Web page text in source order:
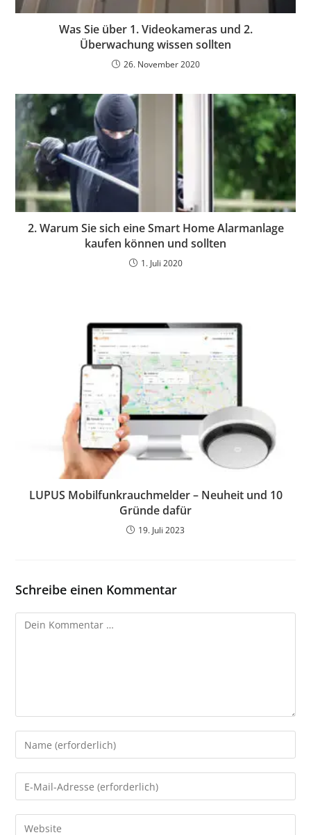
Was Sie über 1. Videokameras und 2.
Überwachung wissen sollten
26. November 2020
2. Warum Sie sich eine Smart Home Alarmanlage
kaufen können und sollten
1. Juli 2020
LUPUS Mobilfunkrauchmelder – Neuheit und 10
Gründe dafür
19. Juli 2023
Schreibe einen Kommentar